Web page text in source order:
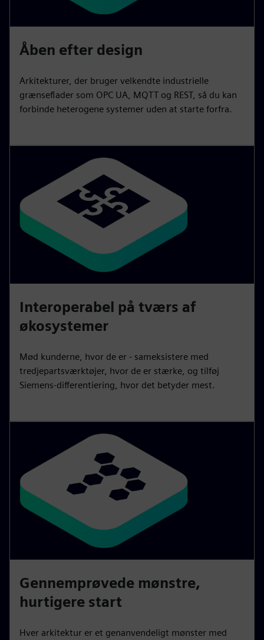
Åben efter design
Arkitekturer, der bruger velkendte industrielle
grænseflader som OPC UA, MQTT og REST, så du kan
forbinde heterogene systemer uden at starte forfra.
Interoperabel på tværs af
økosystemer
Mød kunderne, hvor de er - sameksistere med
tredjepartsværktøjer, hvor de er stærke, og tilføj
Siemens-differentiering, hvor det betyder mest.
Gennemprøvede mønstre,
hurtigere start
Hver arkitektur er et genanvendeligt mønster med